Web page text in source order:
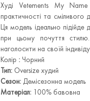
Худі Vetements My
практичності та
Ця модель ідеально
при цьому почуття
наголосити на своїй
Колір : Чорний
Тип: Oversize худий
Сезон: Демісезонна модель
Матеріал: 100% бавовна